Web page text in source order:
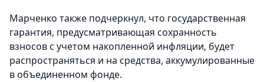
Марченко также подчеркнул, что государственная
гарантия, предусматривающая сохранность
взносов с учетом накопленной инфляции, будет
распространяться и на средства, аккумулированные
в объединенном фонде.